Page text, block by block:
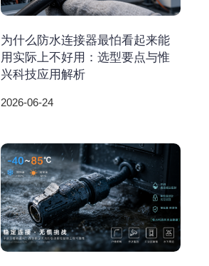
为什么防水连接器最怕看起来能
用实际上不好用：选型要点与惟
兴科技应用解析
2026-06-24